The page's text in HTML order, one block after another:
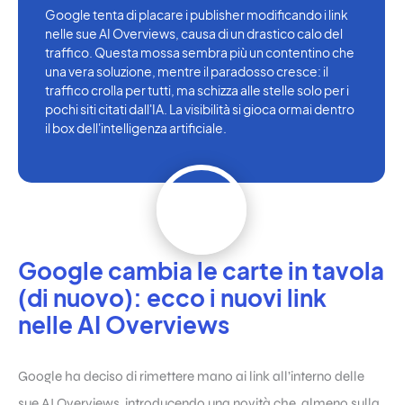
Google tenta di placare i publisher modificando i link
nelle sue AI Overviews, causa di un drastico calo del
traffico. Questa mossa sembra più un contentino che
una vera soluzione, mentre il paradosso cresce: il
traffico crolla per tutti, ma schizza alle stelle solo per i
pochi siti citati dall'IA. La visibilità si gioca ormai dentro
il box dell'intelligenza artificiale.
Google cambia le carte in tavola
(di nuovo): ecco i nuovi link
nelle AI Overviews
Google ha deciso di rimettere mano ai link all’interno delle